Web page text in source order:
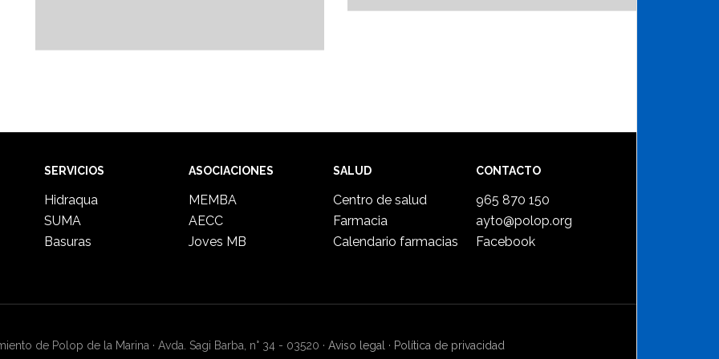
SERVICIOS
Hidraqua
SUMA
Basuras
ASOCIACIONES
MEMBA
AECC
Joves MB
SALUD
Centro de salud
Farmacia
Calendario farmacias
CONTACTO
965 870 150
ayto@polop.org
Facebook
de Polop de la Marina · Avda. Sagi Barba, n° 34 - 03520 · Aviso legal · Política de privacidad